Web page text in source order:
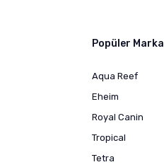
Popüler
Aqua Reef
Eheim
Royal Canin
Tropical
Tetra